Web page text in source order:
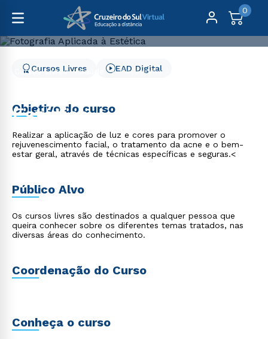
0
Cursos Livres Saúde Fotografia Aplicada à Estética
Estética
Cursos Livres EAD Digital
Objetivo do curso
Realizar a aplicação de luz e cores para promover o
rejuvenescimento facial, o tratamento da acne e o bem-
estar geral, através de técnicas específicas e seguras.<
Público Alvo
Os cursos livres são destinados a qualquer pessoa que
queira conhecer sobre os diferentes temas tratados, nas
diversas áreas do conhecimento.
Coordenação do Curso
Conheça o curso